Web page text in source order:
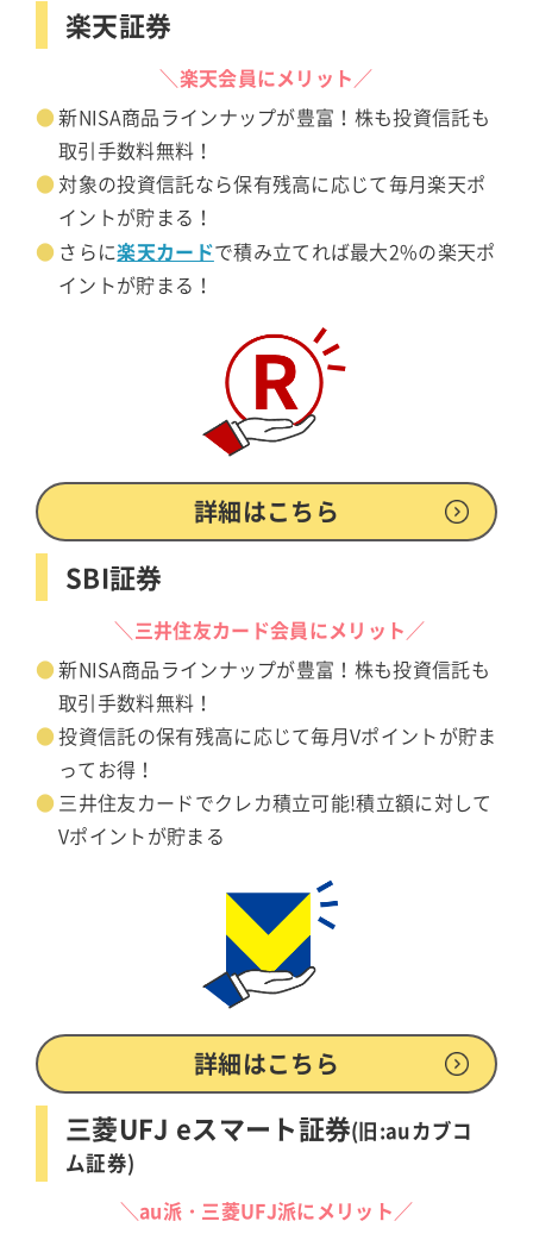
楽天証券
＼楽天会員にメリット／
新NISA商品ラインナップが豊富！株も投資信託も
取引手数料無料！
対象の投資信託なら保有残高に応じて毎月楽天ポ
イントが貯まる！
さらに楽天カードで積み立てれば最大2%の楽天ポ
イントが貯まる！
詳細はこちら
SBI証券
＼三井住友カード会員にメリット／
新NISA商品ラインナップが豊富！株も投資信託も
取引手数料無料！
投資信託の保有残高に応じて毎月Vポイントが貯ま
ってお得！
三井住友カードでクレカ積立可能!積立額に対して
Vポイントが貯まる
詳細はこちら
三菱UFJ eスマート証券(旧:auカブコ
ム証券)
＼au派・三菱UFJ派にメリット／